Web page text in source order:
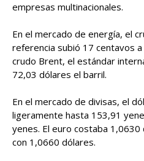
empresas multinacionales.
En el mercado de energía, el
referencia subió 17 centavos
crudo Brent, el estándar
72,03 dólares el barril.
En el mercado de divisas, el
ligeramente hasta 153,91
yenes. El euro costaba 1,0630
con 1,0660 dólares.